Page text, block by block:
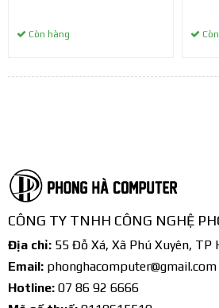
Còn hàng
CÔNG TY TNHH CÔNG NGHỆ
Địa chỉ: 55 Đỗ Xá, Xã Phú Xuyên, TP
Email: phonghacomputer@gmail.com
Hotline: 07 86 92 6666